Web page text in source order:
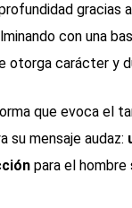
gracias
con una
otorga carácter y
que evoca el
su mensaje audaz:
para el hombre